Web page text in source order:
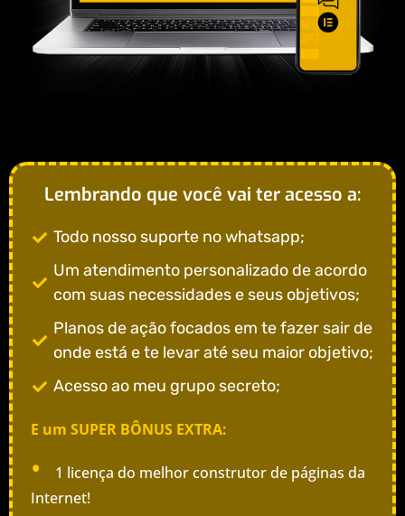
Lembrando que você vai ter acesso a:
Todo nosso suporte no whatsapp;
Um atendimento personalizado de acordo
com suas necessidades e seus objetivos;
Planos de ação focados em te fazer sair de
onde está e te levar até seu maior objetivo;
Acesso ao meu grupo secreto;
E um SUPER BÔNUS EXTRA:
•
1 licença do melhor construtor de páginas da
Internet!